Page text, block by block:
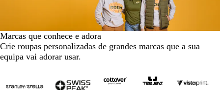
Marcas que conhece e adora
Crie roupas personalizadas de grandes marcas que a sua
equipa vai adorar usar.